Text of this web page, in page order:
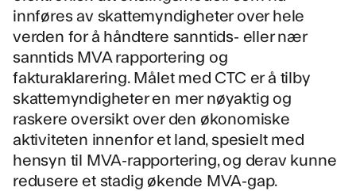
innføres av skattemyndigheter over hele
verden for å håndtere sanntids- eller nær
sanntids MVA rapportering og
fakturaklarering. Målet med CTC er å tilby
skattemyndigheter en mer nøyaktig og
raskere oversikt over den økonomiske
aktiviteten innenfor et land, spesielt med
hensyn til MVA-rapportering, og derav kunne
redusere et stadig økende MVA-gap.